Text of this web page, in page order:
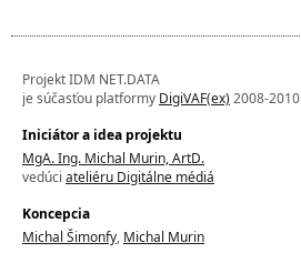
Projekt IDM NET.DATA
je súčasťou platformy DigiVAF(ex)2008-2010
Iniciátor a idea projektu
MgA. Ing. Michal Murin, ArtD.
vedúci ateliéru Digitálne médiá
Koncepcia
Michal Šimonfy, Michal Murin